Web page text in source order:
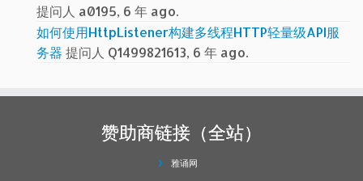
提问人 a0195, 6 年 ago.
如何使用HttpListener构建多线程HTTP轻量级API服
务器 提问人 Q1499821613, 6 年 ago.
赞助商链接（全站）
雅诵网